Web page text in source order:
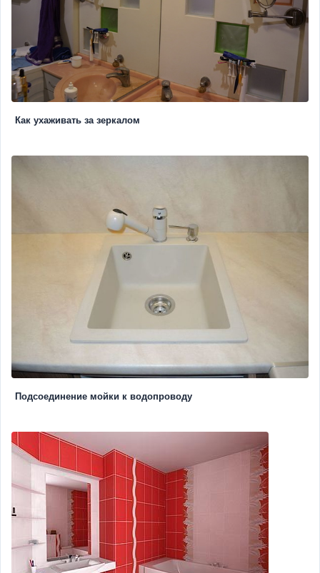
Как ухаживать за зеркалом
Подсоединение мойки к водопроводу